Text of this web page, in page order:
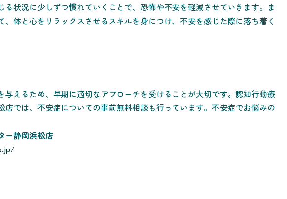
る状況に少しずつ慣れていくことで、恐怖や不安を軽減させていきます。ま
、体と心をリラックスさせるスキルを身につけ、不安を感じた際に落ち着く
与えるため、早期に適切なアプローチを受けることが大切です。認知行動療
店では、不安症についての事前無料相談も行っています。不安症でお悩みの
ー静岡浜松店